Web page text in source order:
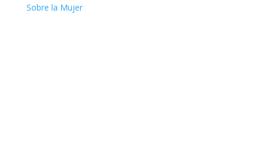
Sobre la Mujer